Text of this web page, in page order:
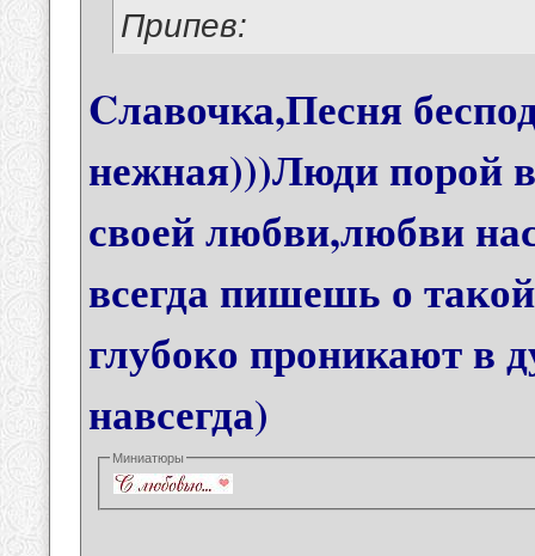
Припев:
Cлавочка,Песня
нежная)))Люди порой
своей любви,любви
всегда пишешь о
глубоко проникают в
навсегда)
Миниатюры